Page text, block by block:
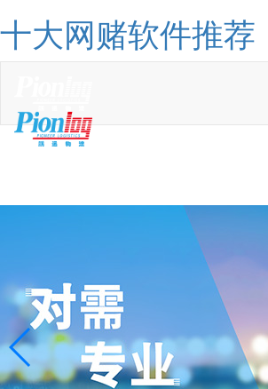
十大网赌软件推荐